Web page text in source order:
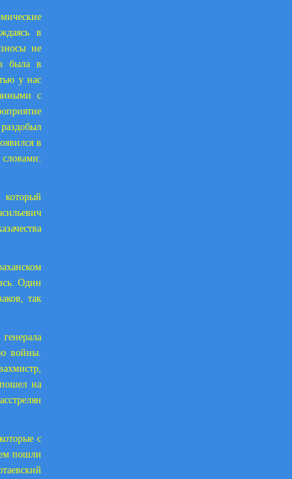
в
не
была в
у нас
с
в
Один
так
войны.
на
с
пошли